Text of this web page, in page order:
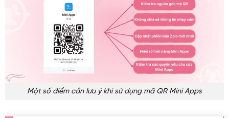
Một số điểm cần lưu ý khi sử dụng mã QR Mini Apps